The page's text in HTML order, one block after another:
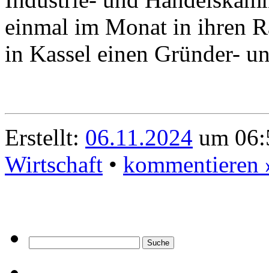
einmal im Monat in ihren
in Kassel einen Gründer-
Erstellt: 06.11.2024 um
Wirtschaft • kommentieren